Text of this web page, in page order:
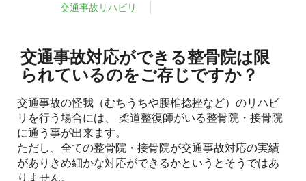
交通事故リハビリ
交通事故対応ができる整骨院は限
られているのをご存じですか？
交通事故の怪我（むちうちや腰椎捻挫など）のリハビ
リを行う場合には、 柔道整復師がいる整骨院・接骨院
に通う事が出来ます。
ただし、全ての整骨院・接骨院が交通事故対応の実績
がありきめ細かな対応ができるかというとそうではあ
りません。